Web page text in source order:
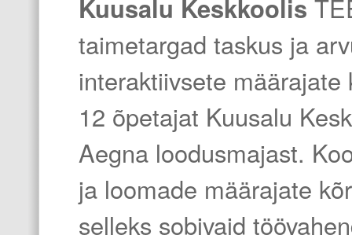
Kuusalu Keskkoolis
taimetargad taskus ja
interaktiivsete
12 õpetajat Kuusalu
Aegna loodusmajast.
ja loomade määrajate
selleks sobivaid